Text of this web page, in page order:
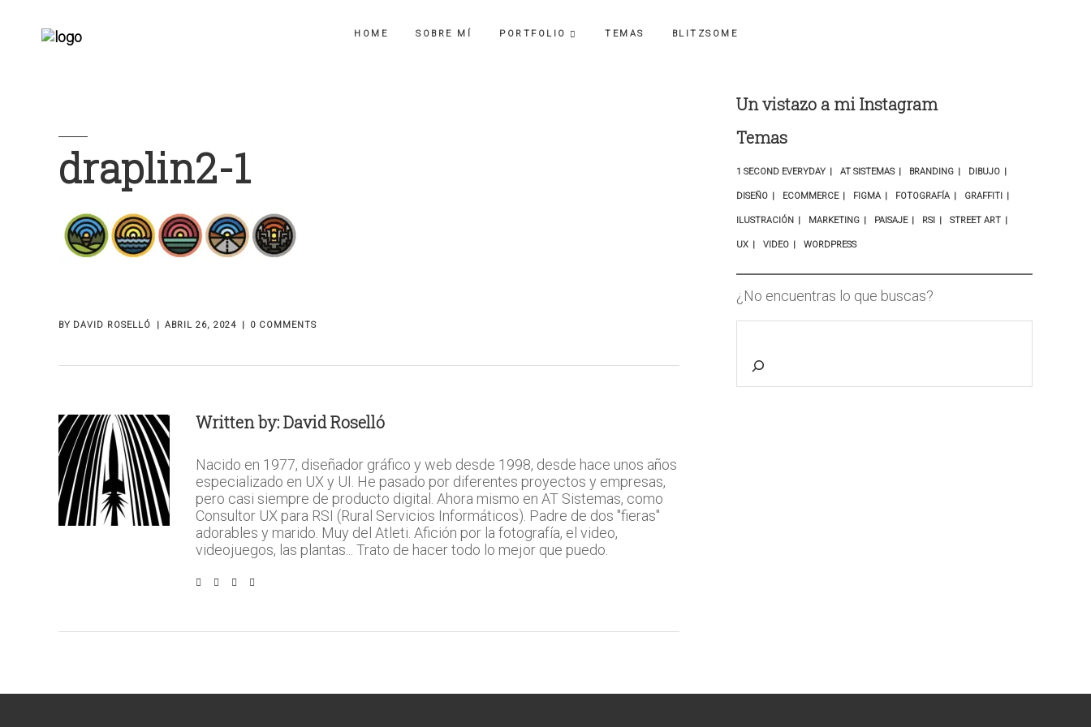
HOME SOBRE MÍ PORTFOLIO TEMAS BLITZSOME
draplin2-1
BY DAVID ROSELLÓ ABRIL 26, 2024 0 COMMENTS
Written by:David Roselló
Nacido en 1977, diseñador gráfico y web desde 1998, desde hace unos años
especializado en UX y UI. He pasado por diferentes proyectos y empresas,
pero casi siempre de producto digital. Ahora mismo en AT Sistemas, como
Consultor UX para RSI (Rural Servicios Informáticos). Padre de dos "fieras"
adorables y marido. Muy del Atleti. Afición por la fotografía, el video,
videojuegos, las plantas... Trato de hacer todo lo mejor que puedo.
Un vistazo a mi Instagram
Temas
1 SECOND EVERYDAY AT SISTEMAS BRANDING DIBUJO
DISEÑO ECOMMERCE FIGMA FOTOGRAFÍA GRAFFITI
ILUSTRACIÓN MARKETING PAISAJE RSI STREET ART
UX VIDEO WORDPRESS
¿No encuentras lo que buscas?